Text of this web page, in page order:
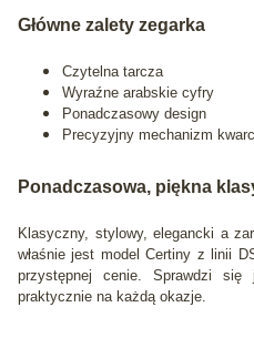
Główne zalety zegarka
Czytelna tarcza
Wyraźne arabskie cyfry
Ponadczasowy design
Precyzyjny mechanizm
Ponadczasowa, piękna
Klasyczny, stylowy, elegancki a
właśnie jest model Certiny z linii
przystępnej cenie. Sprawdzi się
praktycznie na każdą okazje.